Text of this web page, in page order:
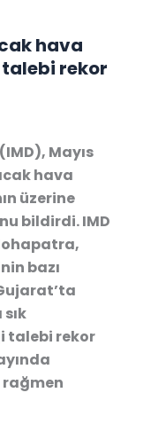
hava
rekor
Mayıs
hava
üzerine
bildirdi. IMD
bazı
talebi rekor
rağmen